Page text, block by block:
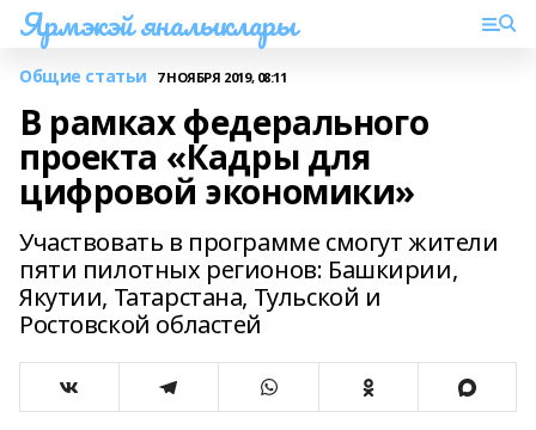
Ярмэкэй яналыклары
Общие статьи 7 НОЯБРЯ 2019, 08:11
В рамках федерального
проекта «Кадры для
цифровой экономики»
Участвовать в программе смогут жители
пяти пилотных регионов: Башкирии,
Якутии, Татарстана, Тульской и
Ростовской областей